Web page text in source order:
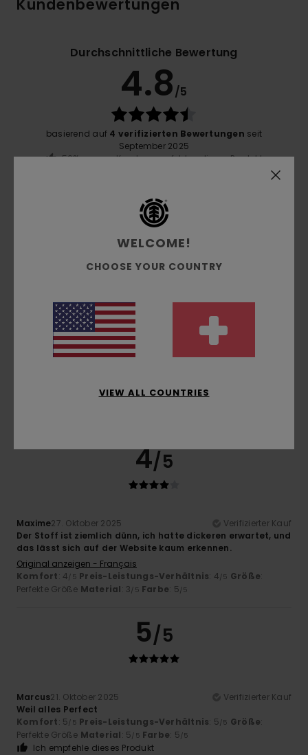
Kundenbewertungen
Durchschnittliche Bewertung
4.8/5
basierend auf 4 verifizierten Bewertungen seit
September 2025
50% unserer Kunden empfehlen dieses Produkt
4.8
4.5
Größe
Zu klein Zu groß
4.5
4/5
Maxime27. Oktober 2025
Verifizierter Kauf
Der Stoff ist ziemlich dünn, ich hatte dickeren erwartet, und
das lässt sich auf der Website kaum erkennen.
Original anzeigen - Français
Komfort: 4/5 Preis-Leistungs-Verhältnis: 4/5 Größe:
Perfekte Größe Material: 3/5 Farbe: 5/5
5/5
Marcus21. Oktober 2025
Verifizierter Kauf
Weil alles Perfect
Komfort: 5/5 Preis-Leistungs-Verhältnis: 5/5 Größe:
Perfekte Größe Material: 5/5 Farbe: 5/5
Ich empfehle dieses Produkt
WELCOME!
CHOOSE YOUR COUNTRY
VIEW ALL COUNTRIES